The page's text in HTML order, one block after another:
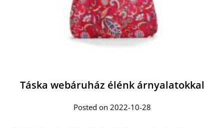
Táska webáruház élénk árnyalatokkal
Posted on 2022-10-28